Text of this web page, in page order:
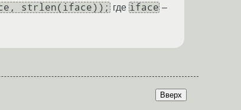
iface, strlen(iface)); где iface –
Вверх